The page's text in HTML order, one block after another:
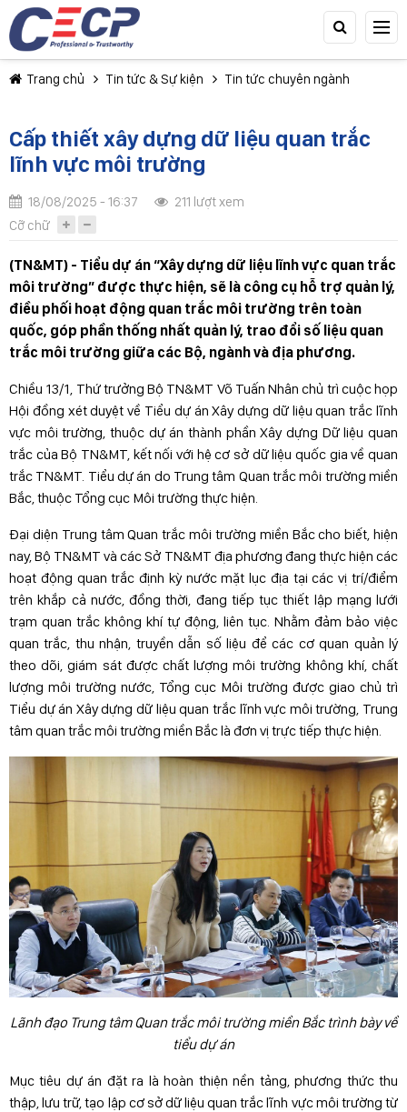
TIẾP TỤC MUA HÀNG
Trang chủ Tin tức & Sự kiện Tin tức chuyên ngành
Cấp thiết xây dựng dữ liệu quan trắc
lĩnh vực môi trường
18/08/2025 - 16:37
211 lượt xem
Cỡ chữ
(TN&MT) - Tiểu dự án “Xây dựng dữ liệu lĩnh vực quan trắc
môi trường” được thực hiện, sẽ là công cụ hỗ trợ quản lý,
điều phối hoạt động quan trắc môi trường trên toàn
quốc, góp phần thống nhất quản lý, trao đổi số liệu quan
trắc môi trường giữa các Bộ, ngành và địa phương.
Chiều 13/1, Thứ trưởng Bộ TN&MT Võ Tuấn Nhân chủ trì cuộc họp
Hội đồng xét duyệt về Tiểu dự án Xây dựng dữ liệu quan trắc lĩnh
vực môi trường, thuộc dự án thành phần Xây dựng Dữ liệu quan
trắc của Bộ TN&MT, kết nối với hệ cơ sở dữ liệu quốc gia về quan
trắc TN&MT. Tiểu dự án do Trung tâm Quan trắc môi trường miền
Bắc, thuộc Tổng cục Môi trường thực hiện.
Đại diện Trung tâm Quan trắc môi trường miền Bắc cho biết, hiện
nay, Bộ TN&MT và các Sở TN&MT địa phương đang thực hiện các
hoạt động quan trắc định kỳ nước mặt lục địa tại các vị trí/điểm
trên khắp cả nước, đồng thời, đang tiếp tục thiết lập mạng lưới
trạm quan trắc không khí tự động, liên tục. Nhằm đảm bảo việc
quan trắc, thu nhận, truyền dẫn số liệu để các cơ quan quản lý
theo dõi, giám sát được chất lượng môi trường không khí, chất
lượng môi trường nước, Tổng cục Môi trường được giao chủ trì
Tiểu dự án Xây dựng dữ liệu quan trắc lĩnh vực môi trường, Trung
tâm quan trắc môi trường miền Bắc là đơn vị trực tiếp thực hiện.
Lãnh đạo Trung tâm Quan trắc môi trường miền Bắc trình bày về
tiểu dự án
Mục tiêu dự án đặt ra là hoàn thiện nền tảng, phương thức thu
thập, lưu trữ, tạo lập cơ sở dữ liệu quan trắc lĩnh vực môi trường từ